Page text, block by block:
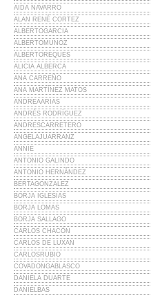
AIDA NAVARRO
ALAN RENÉ CORTEZ
ALBERTOGARCIA
ALBERTOMUNOZ
ALBERTOREQUES
ALICIA ALBERCA
ANA CARREÑO
ANA MARTÍNEZ MATOS
ANDREAARIAS
ANDRÉS RODRÍGUEZ
ANDRESCARRETERO
ANGELAJUARRANZ
ANNIE
ANTONIO GALINDO
ANTONIO HERNÁNDEZ
BERTAGONZALEZ
BORJA IGLESIAS
BORJA LOMAS
BORJA SALLAGO
CARLOS CHACÓN
CARLOS DE LUXÁN
CARLOSRUBIO
COVADONGABLASCO
DANIELA DUARTE
DANIELBAS